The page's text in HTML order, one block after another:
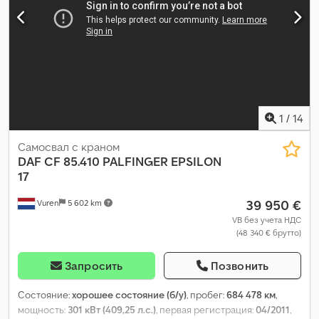
зеркало,
1 / 14
Vuren 5 602 km
Самосвал с краном
DAF CF 85.410 PALFINGER EPSILON
17
39 950 €
VB без учета НДС
(48 340 € брутто)
Запросить Позвонить
Состояние:хорошее состояние (б/у), пробег:684 478 км,
мощность: 301 кВт (409,25 л.с.), первая регистрация:04/2011,